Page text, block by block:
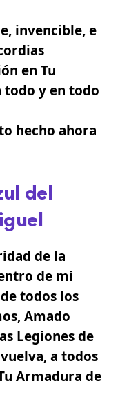
invencible, e
en Tu
todo y en todo
hecho ahora
del
de la
de mi
todos los
Amado
Legiones de
a todos
Armadura de